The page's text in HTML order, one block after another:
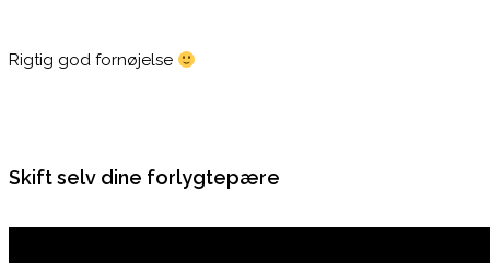
Rigtig god fornøjelse
Skift selv dine forlygtepære